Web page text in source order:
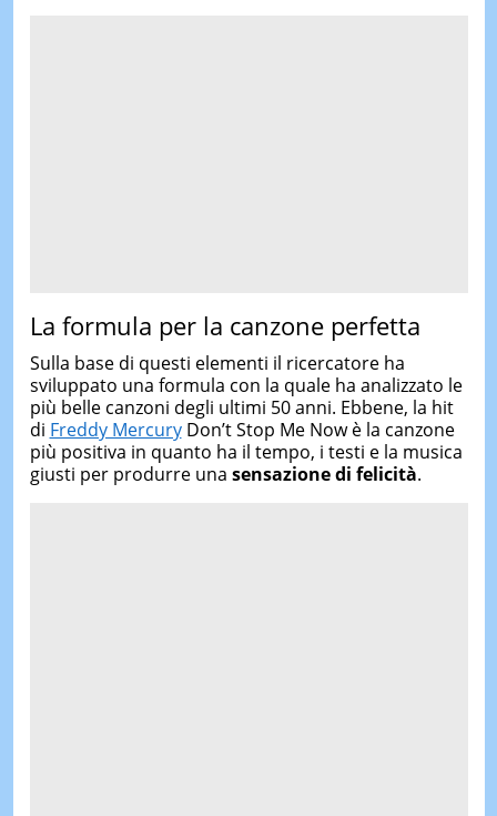
La formula per la canzone perfetta
Sulla base di questi elementi il ricercatore ha
sviluppato una formula con la quale ha analizzato le
più belle canzoni degli ultimi 50 anni. Ebbene, la hit
di Freddy MercuryDon’t Stop Me Now è la canzone
più positiva in quanto ha il tempo, i testi e la musica
giusti per produrre una sensazione di felicità.